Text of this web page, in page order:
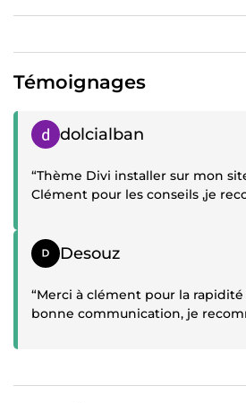
Témoignages
Témoignage positif
dolcialban
“Thème Divi installer sur mon
Clément pour les conseils ,je
Témoignage positif
Desouz
“Merci à clément pour la
bonne communication, je